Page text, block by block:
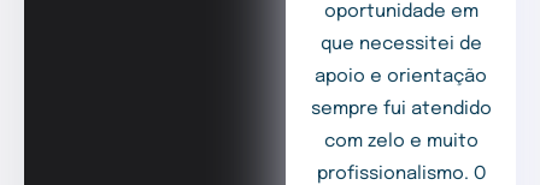
oportunidade em
que necessitei de
apoio e orientação
sempre fui atendido
com zelo e muito
profissionalismo. O